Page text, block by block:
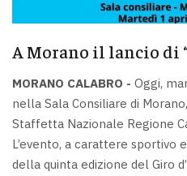
A Morano il lancio di
MORANO CALABRO - Oggi,
nella Sala Consiliare di
Staffetta Nazionale Regione
L’evento, a carattere sportivo
della quinta edizione del Giro